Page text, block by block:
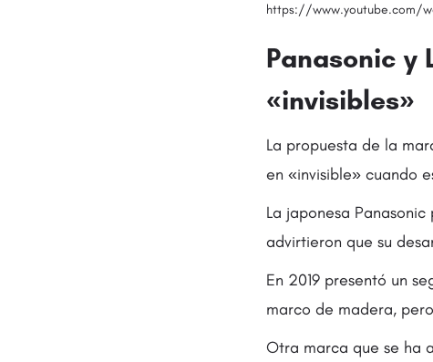
https://www.youtube.com/
Panasonic y
«invisibles»
La propuesta de la
en «invisible» cuando
La japonesa
advirtieron que su
En 2019 presentó un
marco de madera,
Otra marca que se ha